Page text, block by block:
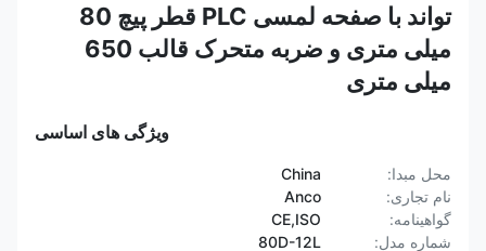
تواند با صفحه لمسی PLC قطر پیچ 80
میلی متری و ضربه متحرک قالب 650
میلی متری
ویژگی های اساسی
محل مبدا:
China
نام تجاری:
Anco
گواهینامه:
CE,ISO
شماره مدل:
80D-12L